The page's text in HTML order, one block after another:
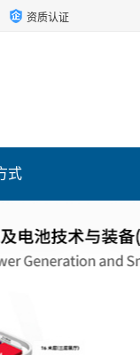
资质认证
式